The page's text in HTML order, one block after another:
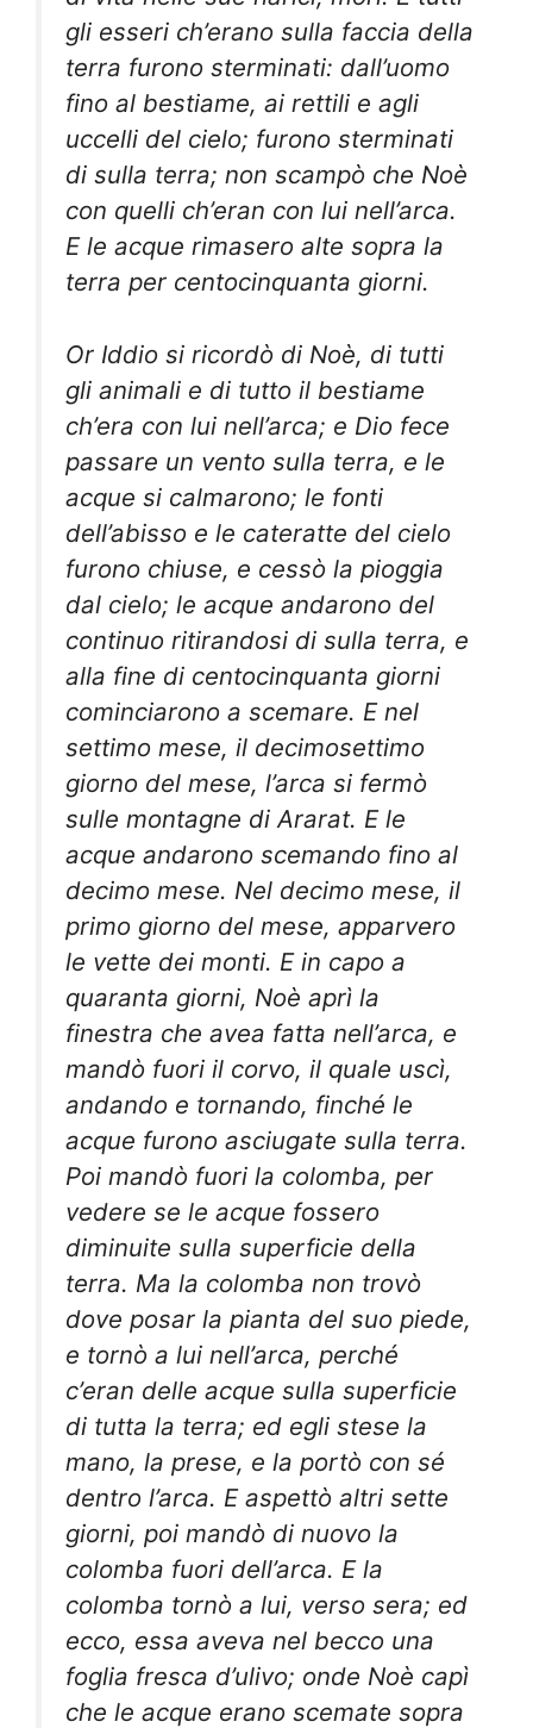
gli esseri ch’erano sulla faccia della
terra furono sterminati: dall’uomo
fino al bestiame, ai rettili e agli
uccelli del cielo; furono sterminati
di sulla terra; non scampò che Noè
con quelli ch’eran con lui nell’arca.
E le acque rimasero alte sopra la
terra per centocinquanta giorni.
Or Iddio si ricordò di Noè, di tutti
gli animali e di tutto il bestiame
ch’era con lui nell’arca; e Dio fece
passare un vento sulla terra, e le
acque si calmarono; le fonti
dell’abisso e le cateratte del cielo
furono chiuse, e cessò la pioggia
dal cielo; le acque andarono del
continuo ritirandosi di sulla terra, e
alla fine di centocinquanta giorni
cominciarono a scemare. E nel
settimo mese, il decimosettimo
giorno del mese, l’arca si fermò
sulle montagne di Ararat. E le
acque andarono scemando fino al
decimo mese. Nel decimo mese, il
primo giorno del mese, apparvero
le vette dei monti. E in capo a
quaranta giorni, Noè aprì la
finestra che avea fatta nell’arca, e
mandò fuori il corvo, il quale uscì,
andando e tornando, finché le
acque furono asciugate sulla terra.
Poi mandò fuori la colomba, per
vedere se le acque fossero
diminuite sulla superficie della
terra. Ma la colomba non trovò
dove posar la pianta del suo piede,
e tornò a lui nell’arca, perché
c’eran delle acque sulla superficie
di tutta la terra; ed egli stese la
mano, la prese, e la portò con sé
dentro l’arca. E aspettò altri sette
giorni, poi mandò di nuovo la
colomba fuori dell’arca. E la
colomba tornò a lui, verso sera; ed
ecco, essa aveva nel becco una
foglia fresca d’ulivo; onde Noè capì
che le acque erano scemate sopra